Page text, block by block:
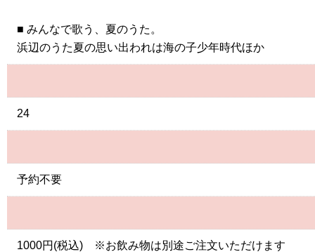
■ みんなで歌う、夏のうた。
浜辺のうた夏の思い出われは海の子少年時代ほか
24
予約不要
1000円(税込) ※お飲み物は別途ご注文いただけます